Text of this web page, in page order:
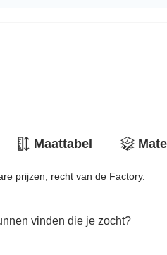
Maattabel
prijzen, recht van de Factory.
vinden die je zocht?